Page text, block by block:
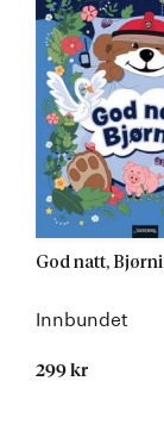
God natt,
Innbundet
299 kr